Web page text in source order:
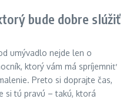
bude dobre slúžiť
umývadlo nejde len o
ktorý vám má spríjemniť
Preto si doprajte čas,
si tú pravú – takú, ktorá